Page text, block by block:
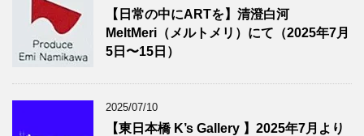
【日常の中にARTを】清澄白河
MeltMeri（メルトメリ）にて（2025年7月
5日〜15日）
2025/07/10
【東日本橋 K’s Gallery 】2025年7月より